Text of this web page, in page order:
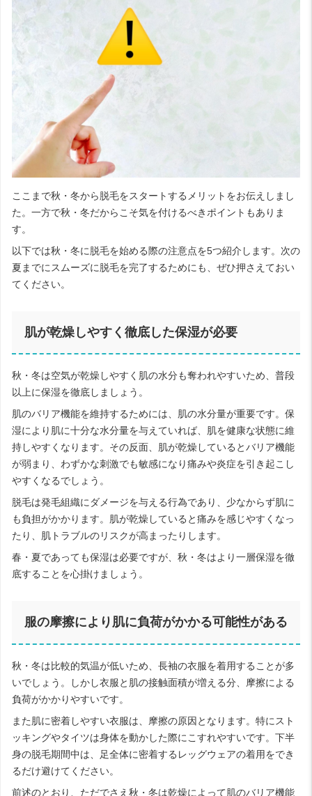
ここまで秋・冬から脱毛をスタートするメリットをお伝えしまし
た。一方で秋・冬だからこそ気を付けるべきポイントもありま
す。
以下では秋・冬に脱毛を始める際の注意点を5つ紹介します。次の
夏までにスムーズに脱毛を完了するためにも、ぜひ押さえておい
てください。
肌が乾燥しやすく徹底した保湿が必要
秋・冬は空気が乾燥しやすく肌の水分も奪われやすいため、普段
以上に保湿を徹底しましょう。
肌のバリア機能を維持するためには、肌の水分量が重要です。保
湿により肌に十分な水分量を与えていれば、肌を健康な状態に維
持しやすくなります。その反面、肌が乾燥しているとバリア機能
が弱まり、わずかな刺激でも敏感になり痛みや炎症を引き起こし
やすくなるでしょう。
脱毛は発毛組織にダメージを与える行為であり、少なからず肌に
も負担がかかります。肌が乾燥していると痛みを感じやすくなっ
たり、肌トラブルのリスクが高まったりします。
春・夏であっても保湿は必要ですが、秋・冬はより一層保湿を徹
底することを心掛けましょう。
服の摩擦により肌に負荷がかかる可能性がある
秋・冬は比較的気温が低いため、長袖の衣服を着用することが多
いでしょう。しかし衣服と肌の接触面積が増える分、摩擦による
負荷がかかりやすいです。
また肌に密着しやすい衣服は、摩擦の原因となります。特にスト
ッキングやタイツは身体を動かした際にこすれやすいです。下半
身の脱毛期間中は、足全体に密着するレッグウェアの着用をでき
るだけ避けてください。
前述のとおり、ただでさえ秋・冬は乾燥によって肌のバリア機能